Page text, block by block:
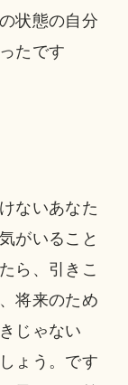
状態の自分
たです
ないあなた
がいること
ら、引きこ
将来のため
じゃない
ょう。です